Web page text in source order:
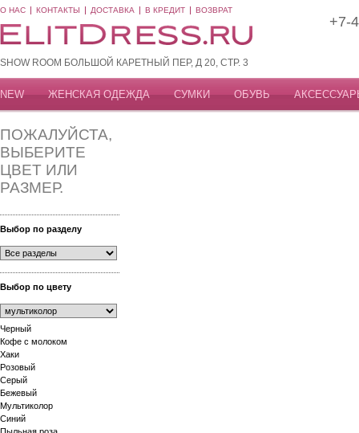
О НАС КОНТАКТЫ ДОСТАВКА В КРЕДИТ ВОЗВРАТ
SHOW ROOM БОЛЬШОЙ КАРЕТНЫЙ ПЕР, Д 20, СТР. 3
+7-
NEW ЖЕНСКАЯ ОДЕЖДА СУМКИ ОБУВЬ
ПОЖАЛУЙСТА,
ВЫБЕРИТЕ
ЦВЕТ ИЛИ
РАЗМЕР.
Выбор по разделу
Выбор по цвету
Черный
Кофе с молоком
Хаки
Розовый
Серый
Бежевый
Мультиколор
Синий